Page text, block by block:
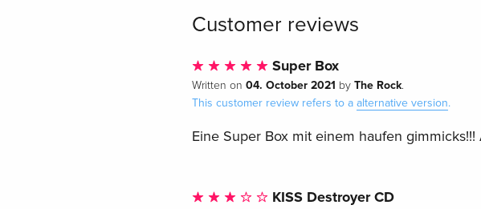
Customer reviews
Super Box
Written on 04. October 2021 by The Rock.
This customer review refers to a alternative version.
Eine Super Box mit einem haufen
KISS Destroyer CD